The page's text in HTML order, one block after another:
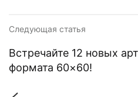
Следующая статья
Встречайте 12 новых
формата 60×60!